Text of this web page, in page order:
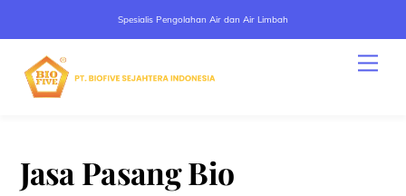
Spesialis Pengolahan Air dan Air Limbah
content
Jasa Pasang Bio